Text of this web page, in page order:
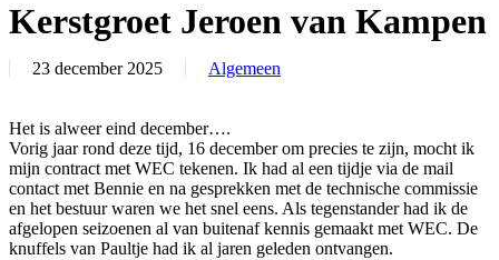
Kerstgroet Jeroen van Kampen
23 december 2025 Algemeen
Het is alweer eind december….
Vorig jaar rond deze tijd, 16 december om precies te zijn, mocht ik
mijn contract met WEC tekenen. Ik had al een tijdje via de mail
contact met Bennie en na gesprekken met de technische commissie
en het bestuur waren we het snel eens. Als tegenstander had ik de
afgelopen seizoenen al van buitenaf kennis gemaakt met WEC. De
knuffels van Paultje had ik al jaren geleden ontvangen.